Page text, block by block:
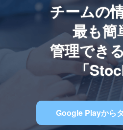
チームの
最も簡
管理でき
「
Google Playから